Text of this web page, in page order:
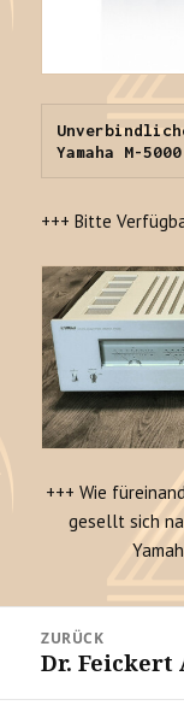
Yamaha M-
+++ Bitte
+++ Wie
gesellt sich
Navigation
ZURÜCK
Vorheriger
Dr. Feickert